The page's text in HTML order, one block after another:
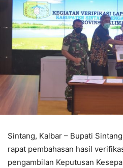
Sintang, Kalbar – Bupati
rapat pembahasan hasil
pengambilan Keputusan